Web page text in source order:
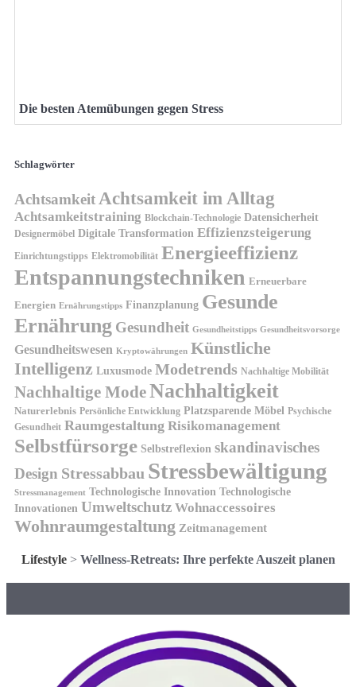
Die besten Atemübungen gegen Stress
Schlagwörter
AchtsamkeitAchtsamkeit im Alltag
Achtsamkeitstraining Blockchain-Technologie Datensicherheit
Designermöbel Digitale Transformation Effizienzsteigerung
Einrichtungstipps Elektromobilität Energieeffizienz
Entspannungstechniken Erneuerbare
Energien Ernährungstipps Finanzplanung Gesunde
Ernährung Gesundheit Gesundheitstipps Gesundheitsvorsorge
Gesundheitswesen Kryptowährungen Künstliche
Intelligenz Luxusmode Modetrends Nachhaltige Mobilität
Nachhaltige ModeNachhaltigkeit
Naturerlebnis Persönliche Entwicklung Platzsparende Möbel Psychische
Gesundheit Raumgestaltung Risikomanagement
Selbstfürsorge Selbstreflexion skandinavisches
Design Stressabbau Stressbewältigung
Stressmanagement Technologische Innovation Technologische
Innovationen Umweltschutz Wohnaccessoires
Wohnraumgestaltung Zeitmanagement
Lifestyle> Wellness-Retreats: Ihre perfekte Auszeit planen